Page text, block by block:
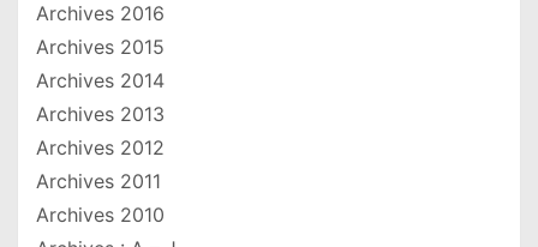
Archives 2016
Archives 2015
Archives 2014
Archives 2013
Archives 2012
Archives 2011
Archives 2010